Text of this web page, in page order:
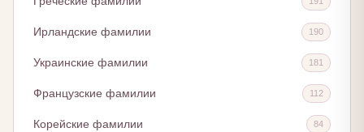
Ирландские фамилии 190
Украинские фамилии 181
Французские фамилии 112
Корейские фамилии 84